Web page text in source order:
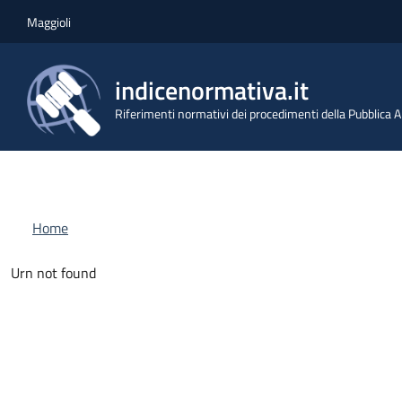
Maggioli
indicenormativa.it
Riferimenti normativi dei procedimenti della Pubblica
Briciole di pane
Home
Urn not found